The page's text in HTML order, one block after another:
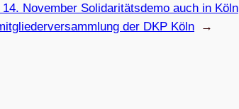
14. Novem­ber Soli­da­ri­täts­demo auch in Köln
der DKP Köln →